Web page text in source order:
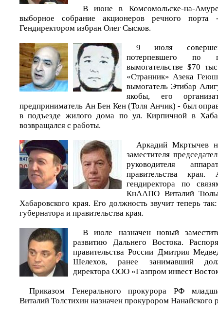
В июне в Комсомольске-на-Амуре
выборное собрание акционеров речного
Гендиректором избран Олег Сысков.
9 июля
потерпевшего по
вымогательстве $70
«Странник» Азека
вымогатель Этибар
якобы, его
предприниматель Ан Бен Кен (Толя Анчик) - был
в подъезде жилого дома по ул. Кирпичной в
возвращался с работы.
Аркадий Мкртычев
заместителя
руководителя
правительства
гендиректора по
КнААПО Виталий
Хабаровского края. Его должность звучит теперь
губернатора и правительства края.
В июле назначен новый
развитию Дальнего Востока.
правительства России Дмитрия
Шелехов, ранее занимавший
директора ООО «Газпром инвест
Приказом Генерального прокурора РФ
Виталий Толстихин назначен прокурором Нанайского